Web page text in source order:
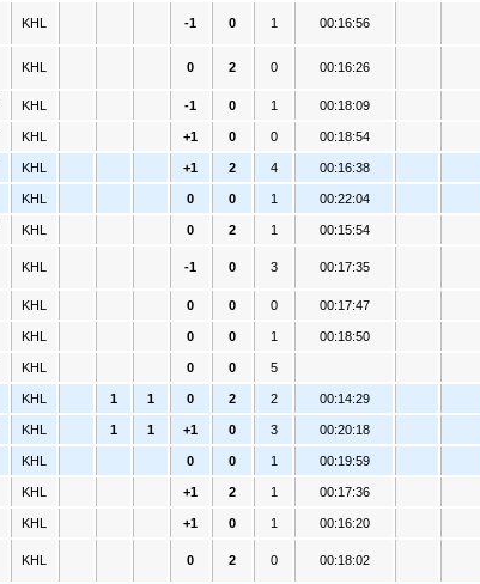
KHL -1 0 1 00:16:56
KHL 0 2 0 00:16:26
KHL -1 0 1 00:18:09
KHL +1 0 0 00:18:54
KHL +1 2 4 00:16:38
KHL 0 0 1 00:22:04
KHL 0 2 1 00:15:54
KHL -1 0 3 00:17:35
KHL 0 0 0 00:17:47
KHL 0 0 1 00:18:50
KHL 0 0 5
KHL 1 1 0 2 2 00:14:29
KHL 1 1 +1 0 3 00:20:18
KHL 0 0 1 00:19:59
KHL +1 2 1 00:17:36
KHL +1 0 1 00:16:20
KHL 0 2 0 00:18:02